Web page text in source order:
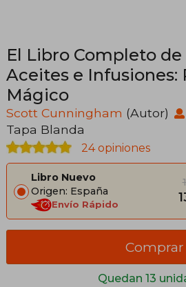
El Libro Completo de
Aceites e Infusiones:
Mágico
Scott Cunningham (Autor)
Tapa Blanda
24 opiniones
Libro Nuevo
Origen: España
Envío Rápido
Quedan 13
Comprar